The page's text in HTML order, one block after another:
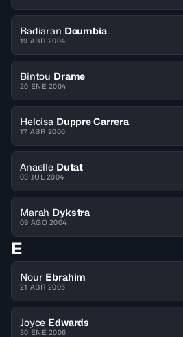
Badiaran Doumbia
19 ABR 2004
Bintou Drame
20 ENE 2004
Heloisa Duppre Carrera
17 ABR 2006
Anaelle Dutat
03 JUL 2004
Marah Dykstra
09 AGO 2004
E
Nour Ebrahim
21 ABR 2005
Joyce Edwards
30 ENE 2006